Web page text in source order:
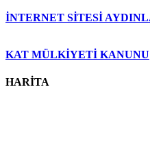
İNTERNET SİTESİ
KAT MÜLKİYETİ KANUNU
HARİTA